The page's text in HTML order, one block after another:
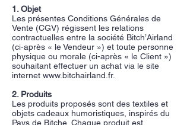
1. Objet
Les présentes Conditions Générales de
Vente (CGV) régissent les relations
contractuelles entre la société Bitch’Airland
(ci-après « le Vendeur ») et toute personne
physique ou morale (ci-après « le Client »)
souhaitant effectuer un achat via le site
internet www.bitchairland.fr.​
2. Produits
Les produits proposés sont des textiles et
objets cadeaux humoristiques, inspirés du
Pays de Bitche. Chaque produit est